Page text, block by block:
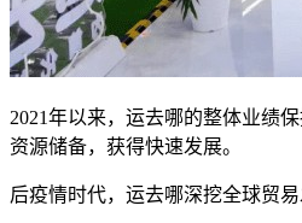
2021年以来，运去哪的整体业绩
资源储备，获得快速发展。
后疫情时代，运去哪深挖全球贸